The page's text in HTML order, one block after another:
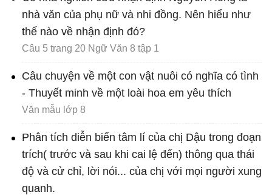
nhà văn của phụ nữ và nhi đồng. Nên hiểu như
thế nào về nhận định đó?
Câu 5 trang 20 Ngữ Văn 8 tập 1
Câu chuyện về một con vật nuôi có nghĩa có tình
- Thuyết minh về một loài hoa em yêu thích
Văn mẫu lớp 8
Phân tích diễn biến tâm lí của chị Dậu trong đoạn
trích( trước và sau khi cai lệ đến) thông qua thái
độ và cử chỉ, lời nói... của chị với mọi người xung
quanh.